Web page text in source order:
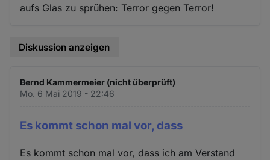
aufs Glas zu sprühen: Terror gegen Terror!
Diskussion anzeigen
Bernd Kammermeier (nicht überprüft)
Mo. 6 Mai 2019 - 22:46
Es kommt schon mal vor, dass
Es kommt schon mal vor, dass ich am Verstand